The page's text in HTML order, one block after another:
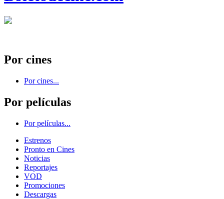
Por cines
Por cines...
Por películas
Por películas...
Estrenos
Pronto en Cines
Noticias
Reportajes
VOD
Promociones
Descargas